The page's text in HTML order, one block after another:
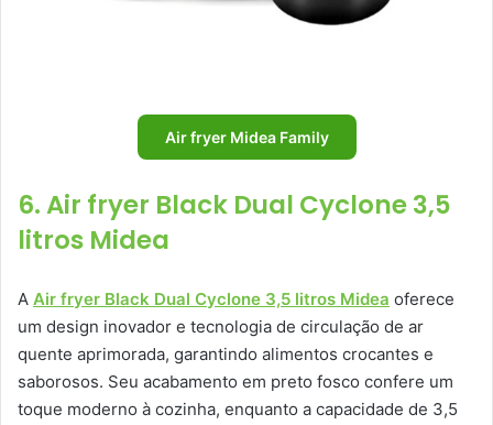
Air fryer Midea Family
6. Air fryer Black Dual Cyclone 3,5
litros Midea
A Air fryer Black Dual Cyclone 3,5 litros Midea oferece
um design inovador e tecnologia de circulação de ar
quente aprimorada, garantindo alimentos crocantes e
saborosos. Seu acabamento em preto fosco confere um
toque moderno à cozinha, enquanto a capacidade de 3,5